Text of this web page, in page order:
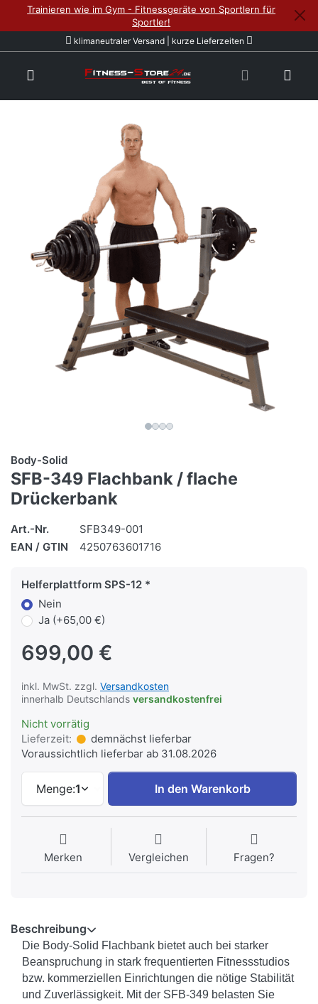
Trainieren wie im Gym - Fitnessgeräte von Sportlern für
Sportler!
klimaneutraler Versand | kurze Lieferzeiten
Body-Solid
SFB-349 Flachbank / flache
Drückerbank
Art.-Nr.
SFB349-001
EAN / GTIN
4250763601716
Helferplattform SPS-12
Nein
Ja (+65,00 €)
699,00 €
inkl. MwSt. zzgl. Versandkosten
innerhalb Deutschlands versandkostenfrei
Nicht vorrätig
Lieferzeit:
demnächst lieferbar
Voraussichtlich lieferbar ab 31.08.2026
Menge:1 In den Warenkorb
Merken Vergleichen Fragen?
Beschreibung
Die Body-Solid Flachbank bietet auch bei starker
Beanspruchung in stark frequentierten Fitnessstudios
bzw. kommerziellen Einrichtungen die nötige Stabilität
und Zuverlässigkeit. Mit der SFB-349 belasten Sie